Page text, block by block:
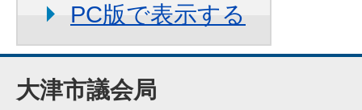
PC版で表示する
大津市議会局